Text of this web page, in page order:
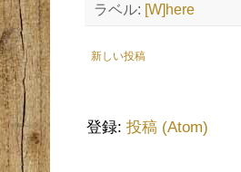
ラベル: [W]here
新しい投稿
登録: 投稿 (Atom)